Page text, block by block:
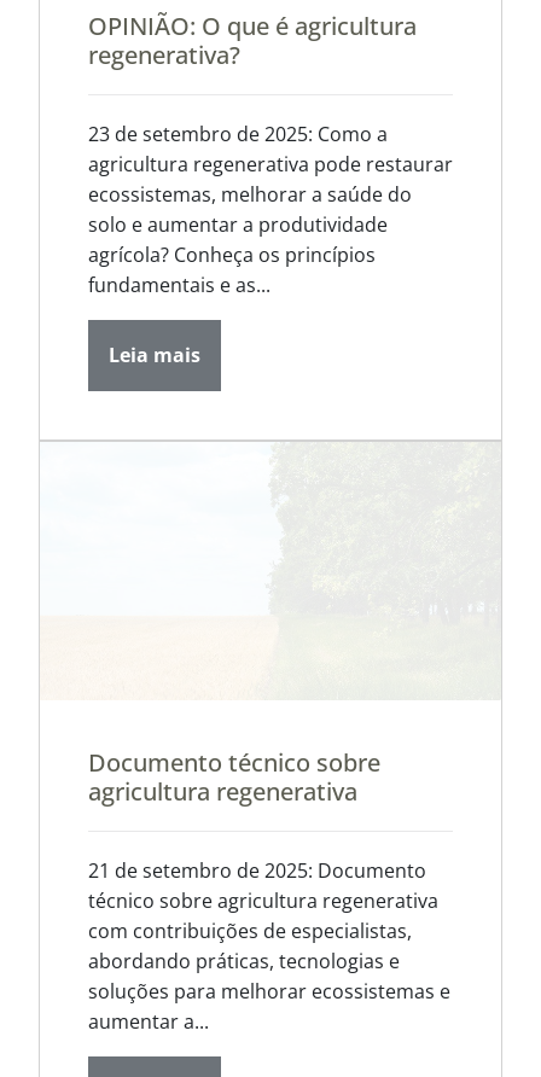
OPINIÃO: O que é agricultura
regenerativa?
23 de setembro de 2025: Como a
agricultura regenerativa pode restaurar
ecossistemas, melhorar a saúde do
solo e aumentar a produtividade
agrícola? Conheça os princípios
fundamentais e as...
Leia mais
Documento técnico sobre
agricultura regenerativa
21 de setembro de 2025: Documento
técnico sobre agricultura regenerativa
com contribuições de especialistas,
abordando práticas, tecnologias e
soluções para melhorar ecossistemas e
aumentar a...